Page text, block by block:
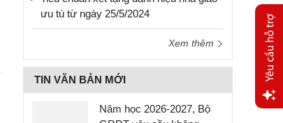
ưu tú từ ngày 25/5/2024
Xem thêm
TIN VĂN BẢN MỚI
Năm học 2026-2027, Bộ